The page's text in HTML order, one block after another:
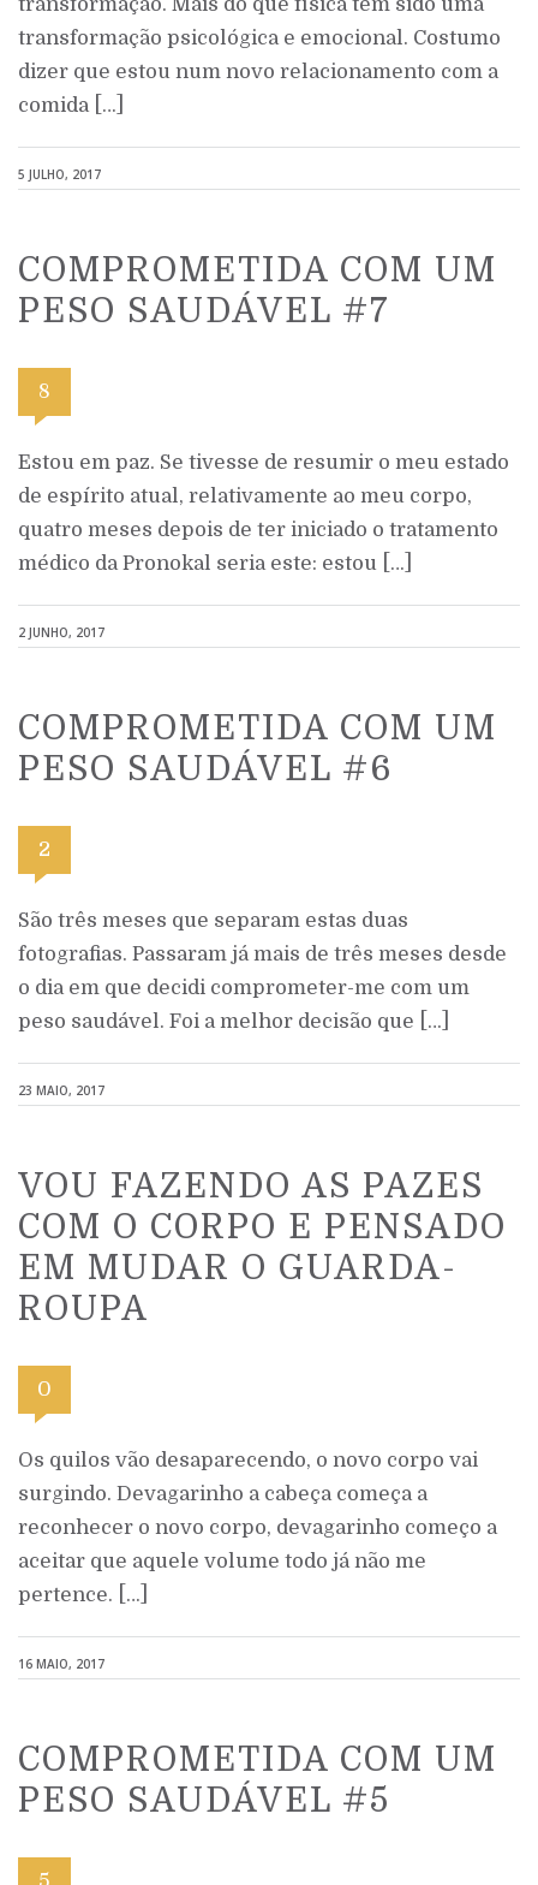
transformação psicológica e emocional. Costumo
dizer que estou num novo relacionamento com a
comida […]
5 JULHO, 2017
COMPROMETIDA COM UM
PESO SAUDÁVEL #7
8
Estou em paz. Se tivesse de resumir o meu estado
de espírito atual, relativamente ao meu corpo,
quatro meses depois de ter iniciado o tratamento
médico da Pronokal seria este: estou […]
2 JUNHO, 2017
COMPROMETIDA COM UM
PESO SAUDÁVEL #6
2
São três meses que separam estas duas
fotografias. Passaram já mais de três meses desde
o dia em que decidi comprometer-me com um
peso saudável. Foi a melhor decisão que […]
23 MAIO, 2017
VOU FAZENDO AS PAZES
COM O CORPO E PENSADO
EM MUDAR O GUARDA-
ROUPA
0
Os quilos vão desaparecendo, o novo corpo vai
surgindo. Devagarinho a cabeça começa a
reconhecer o novo corpo, devagarinho começo a
aceitar que aquele volume todo já não me
pertence. […]
16 MAIO, 2017
COMPROMETIDA COM UM
PESO SAUDÁVEL #5
5